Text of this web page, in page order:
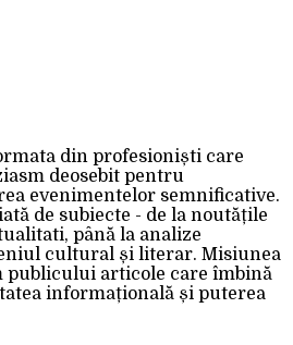
din profesioniști care
deosebit pentru
evenimentelor semnificative.
de subiecte - de la noutățile
până la analize
cultural și literar. Misiunea
publicului articole care îmbină
informațională și puterea